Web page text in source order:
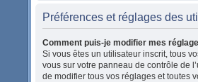
Préférences et réglages des
Comment puis-je modifier mes
Si vous êtes un utilisateur inscrit, tous
vous sur votre panneau de contrôle de
de modifier tous vos réglages et toutes